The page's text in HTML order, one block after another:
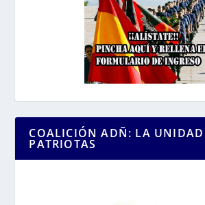
COALICIÓN ADÑ: LA UNIDAD
PATRIOTAS